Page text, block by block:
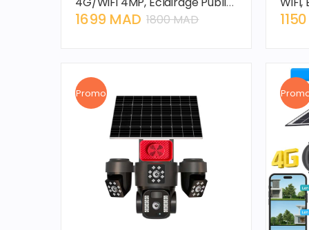
Alerte Vocale
1699 MAD 1800 MAD
Promo